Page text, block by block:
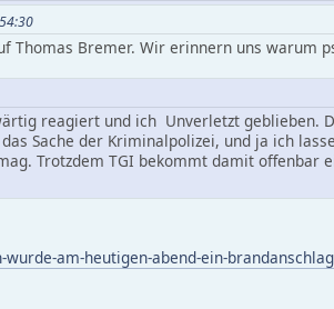
Thomas Bremer. Wir erinnern uns warum
reagiert und ich Unverletzt geblieben.
Sache der Kriminalpolizei, und ja ich
Trotzdem TGI bekommt damit offenbar
am-heutigen-abend-ein-